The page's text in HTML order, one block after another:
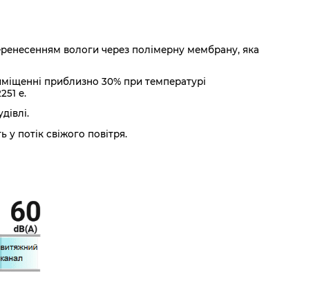
вологи через полімерну мембрану, яка
приблизно 30% при температурі
e.
потік свіжого повітря.